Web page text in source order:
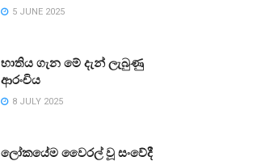
5 JUNE 2025
භාතිය ගැන මේ දැන් ලැබුණු
ආරංචිය
8 JULY 2025
ලෝකයේම වෛරල් වූ සංවේදී